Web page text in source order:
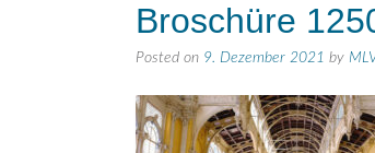
Broschüre
Posted on 9. Dezember 2021 by